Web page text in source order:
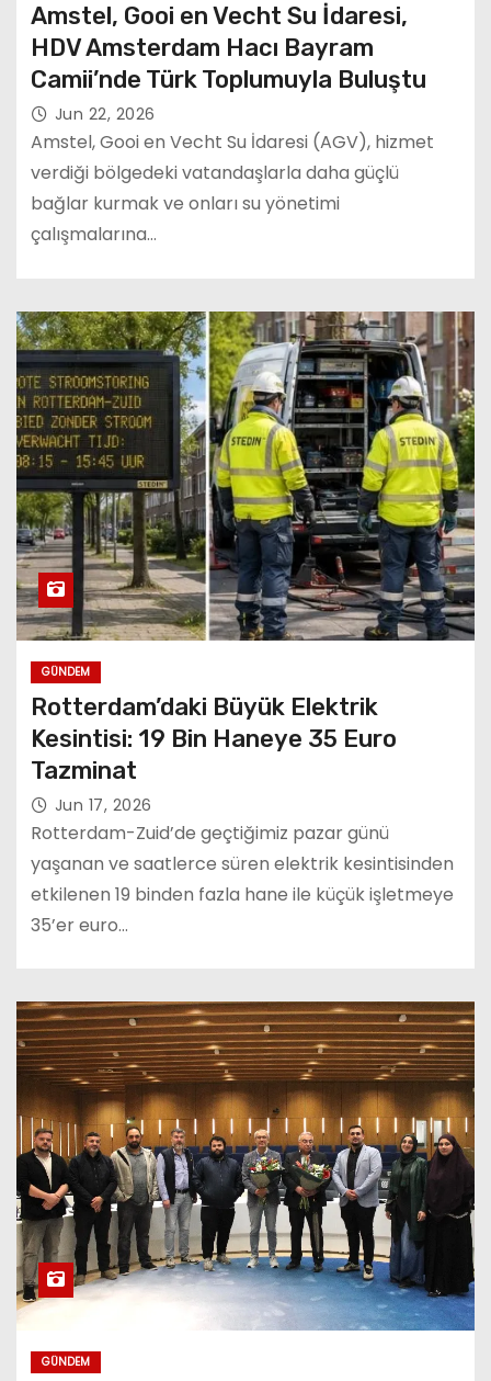
Amstel, Gooi en Vecht Su İdaresi,
HDV Amsterdam Hacı Bayram
Camii’nde Türk Toplumuyla Buluştu
Jun 22, 2026
Amstel, Gooi en Vecht Su İdaresi (AGV), hizmet
verdiği bölgedeki vatandaşlarla daha güçlü
bağlar kurmak ve onları su yönetimi
çalışmalarına…
GÜNDEM
Rotterdam’daki Büyük Elektrik
Kesintisi: 19 Bin Haneye 35 Euro
Tazminat
Jun 17, 2026
Rotterdam-Zuid’de geçtiğimiz pazar günü
yaşanan ve saatlerce süren elektrik kesintisinden
etkilenen 19 binden fazla hane ile küçük işletmeye
35’er euro…
GÜNDEM